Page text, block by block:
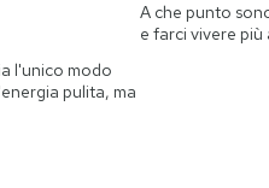
l'unico modo
pulita, ma
A che punto
e farci vivere più